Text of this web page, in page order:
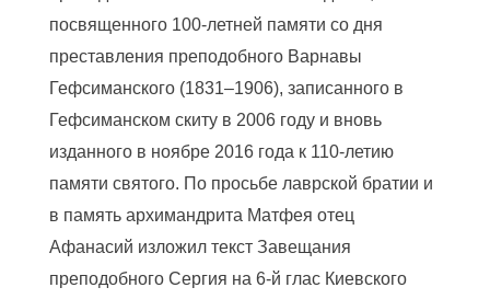
посвященного 100-летней памяти со дня
преставления преподобного Варнавы
Гефсиманского (1831–1906), записанного в
Гефсиманском скиту в 2006 году и вновь
изданного в ноябре 2016 года к 110-летию
памяти святого. По просьбе лаврской братии и
в память архимандрита Матфея отец
Афанасий изложил текст Завещания
преподобного Сергия на 6-й глас Киевского